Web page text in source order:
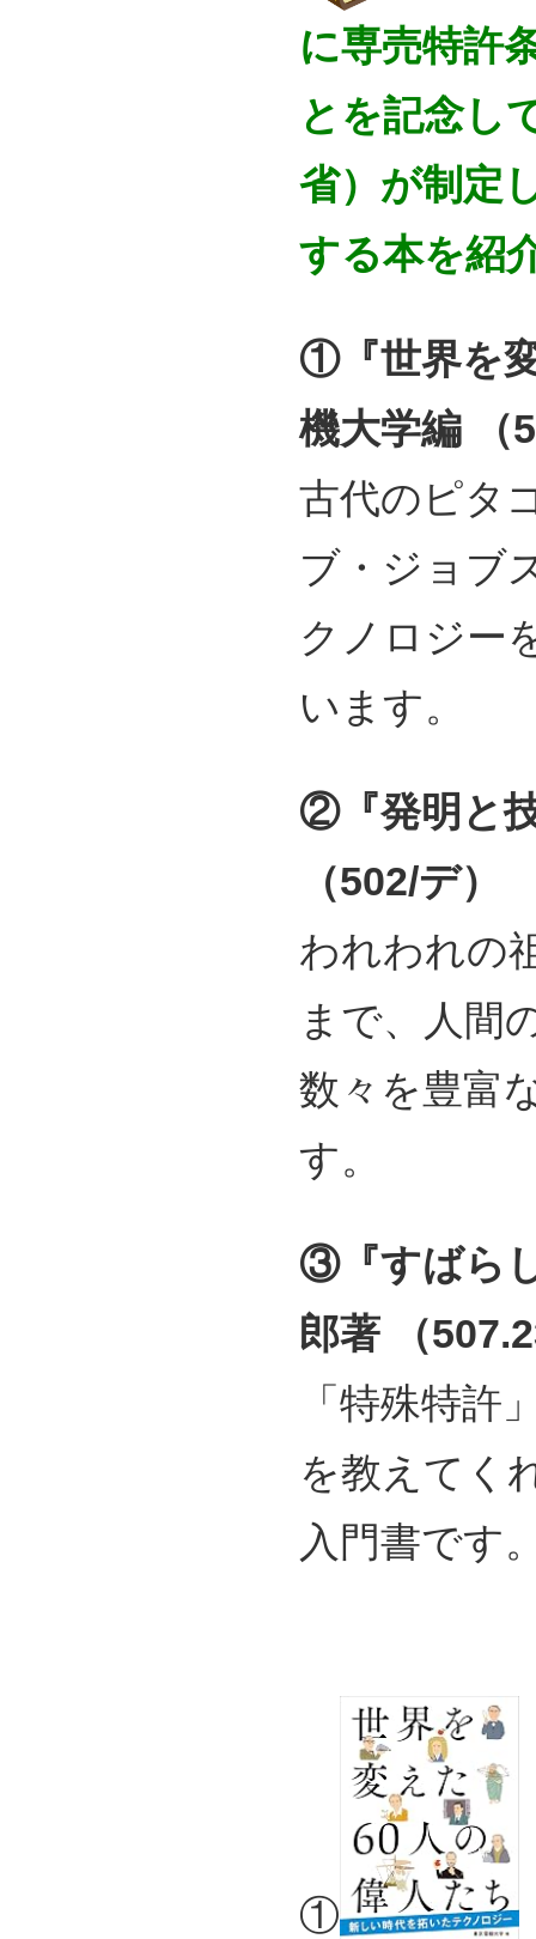
に専売特許
とを記念し
省）が制定
する本を紹
①『世界を
機大学編 （
古代のピタ
ブ・ジョブ
クノロジー
います。
②『発明と
（502/デ）
われわれの
まで、人間
数々を豊富
す。
③『すばら
郎著 （
「特殊特許
を教えてく
入門書です
①